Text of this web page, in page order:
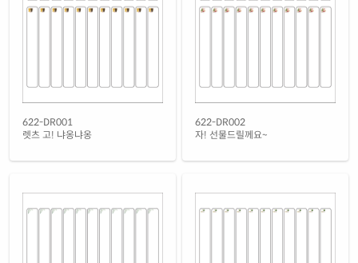
622-DR001
렛츠 고! 냐옹냐옹
622-DR002
자! 선물드릴께요~